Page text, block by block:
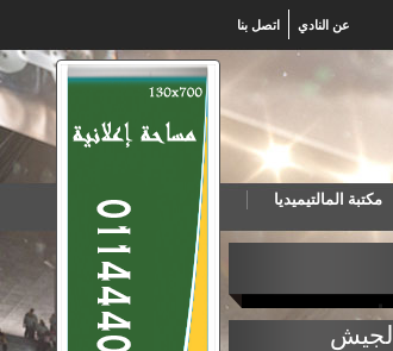
اتصل بنا عن النادي
مكتبة المالتيميديا
يهزم البرتغال ويتأهل لنهائي بطولة العالم